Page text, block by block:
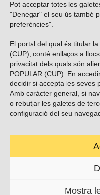
Pot acceptar totes les
"Denegar" el seu ús també
preferències".
El portal del qual és titular la
(CUP), conté enllaços a
privacitat dels quals són
POPULAR (CUP). En
decidir si accepta les seves
Amb caràcter general, si
o rebutjar les galetes de
configuració del seu
Mostra
Vols
Troba’ns
Carrer